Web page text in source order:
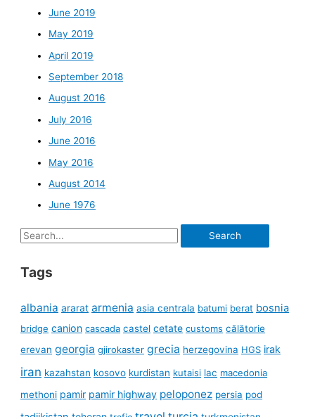
June 2019
May 2019
April 2019
September 2018
August 2016
July 2016
June 2016
May 2016
August 2014
June 1976
Search
Tags
albania ararat armenia asia centrala batumi berat bosnia
bridge canion cascada castel cetate customs călătorie
erevan georgia gjirokaster grecia herzegovina HGS irak
iran kazahstan kosovo kurdistan kutaisi lac macedonia
methoni pamir pamir highway peloponez persia pod